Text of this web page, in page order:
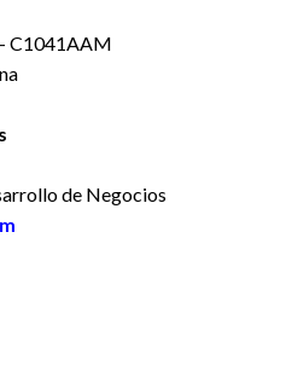
C1041AAM
de Negocios